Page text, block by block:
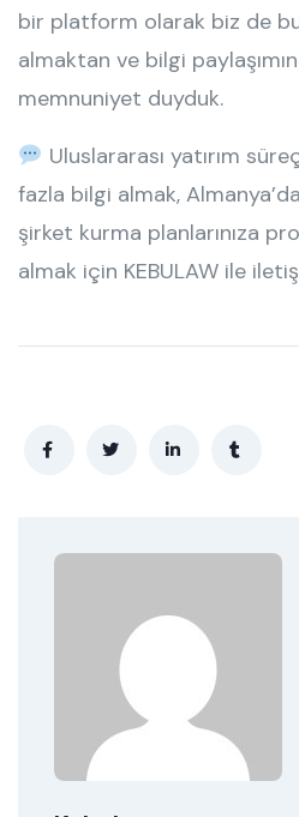
bir platform olarak biz de
almaktan ve bilgi
memnuniyet duyduk.
Uluslararası yatırım
fazla bilgi almak,
şirket kurma planlarınıza
almak için KEBULAW ile